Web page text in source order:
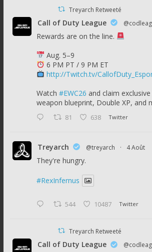
Treyarch Retweeté
Call of Duty League
Rewards are on the line.
Aug. 5–9
6 PM PT / 9 PM ET
http://Twitch.tv/
Watch #EWC26 and claim
weapon blueprint, Double XP, and
81 638 Twitter
Treyarch @treyarch · 4 Août
They're hungry.
#RexInfernus
544 10487 Twitter
Treyarch Retweeté
Call of Duty League